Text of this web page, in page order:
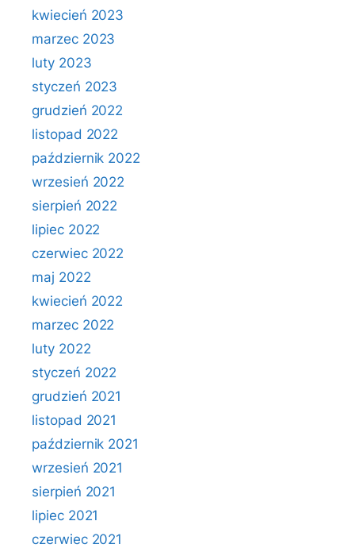
kwiecień 2023
marzec 2023
luty 2023
styczeń 2023
grudzień 2022
listopad 2022
październik 2022
wrzesień 2022
sierpień 2022
lipiec 2022
czerwiec 2022
maj 2022
kwiecień 2022
marzec 2022
luty 2022
styczeń 2022
grudzień 2021
listopad 2021
październik 2021
wrzesień 2021
sierpień 2021
lipiec 2021
czerwiec 2021